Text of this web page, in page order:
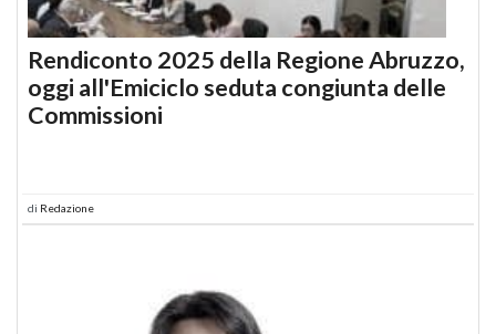
Rendiconto 2025 della Regione Abruzzo,
oggi all'Emiciclo seduta congiunta delle
Commissioni
di Redazione